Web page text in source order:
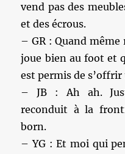
vend pas des
et des écrous.
– GR : Quand
joue bien au foot et
est permis de
– JB : Ah ah.
reconduit à la
born.
– YG : Et moi qui